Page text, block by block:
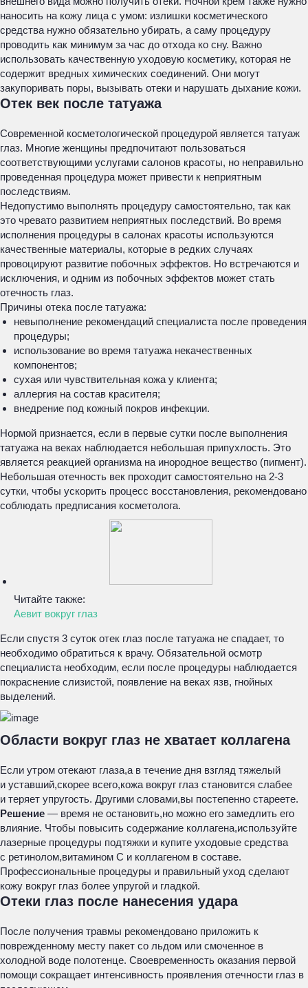
наносить на кожу лица с умом: излишки косметического
средства нужно обязательно убирать, а саму процедуру
проводить как минимум за час до отхода ко сну. Важно
использовать качественную уходовую косметику, которая не
содержит вредных химических соединений. Они могут
закупоривать поры, вызывать отеки и нарушать дыхание кожи.
Отек век после татуажа
Современной косметологической процедурой является татуаж
глаз. Многие женщины предпочитают пользоваться
соответствующими услугами салонов красоты, но неправильно
проведенная процедура может привести к неприятным
последствиям.
Недопустимо выполнять процедуру самостоятельно, так как
это чревато развитием неприятных последствий. Во время
исполнения процедуры в салонах красоты используются
качественные материалы, которые в редких случаях
провоцируют развитие побочных эффектов. Но встречаются и
исключения, и одним из побочных эффектов может стать
отечность глаз.
Причины отека после татуажа:
невыполнение рекомендаций специалиста после проведения
процедуры;
использование во время татуажа некачественных
компонентов;
сухая или чувствительная кожа у клиента;
аллергия на состав красителя;
внедрение под кожный покров инфекции.
Нормой признается, если в первые сутки после выполнения
татуажа на веках наблюдается небольшая припухлость. Это
является реакцией организма на инородное вещество (пигмент).
Небольшая отечность век проходит самостоятельно на 2-3
сутки, чтобы ускорить процесс восстановления, рекомендовано
соблюдать предписания косметолога.
Читайте также:
Аевит вокруг глаз
Если спустя 3 суток отек глаз после татуажа не спадает, то
необходимо обратиться к врачу. Обязательной осмотр
специалиста необходим, если после процедуры наблюдается
покраснение слизистой, появление на веках язв, гнойных
выделений.
Области вокруг глаз не хватает коллагена
Если утром отекают глаза,а в течение дня взгляд тяжелый
и уставший,скорее всего,кожа вокруг глаз становится слабее
и теряет упругость. Другими словами,вы постепенно стареете.
Решение — время не остановить,но можно его замедлить его
влияние. Чтобы повысить содержание коллагена,используйте
лазерные процедуры подтяжки и купите уходовые средства
с ретинолом,витамином C и коллагеном в составе.
Профессиональные процедуры и правильный уход сделают
кожу вокруг глаз более упругой и гладкой.
Отеки глаз после нанесения удара
После получения травмы рекомендовано приложить к
поврежденному месту пакет со льдом или смоченное в
холодной воде полотенце. Своевременность оказания первой
помощи сокращает интенсивность проявления отечности глаз в